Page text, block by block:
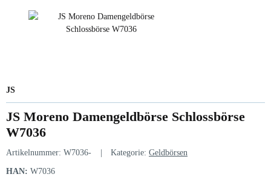
JS
JS Moreno Damengeldbörse Schlossbörse
W7036
Artikelnummer: W7036- Kategorie: Geldbörsen
HAN: W7036